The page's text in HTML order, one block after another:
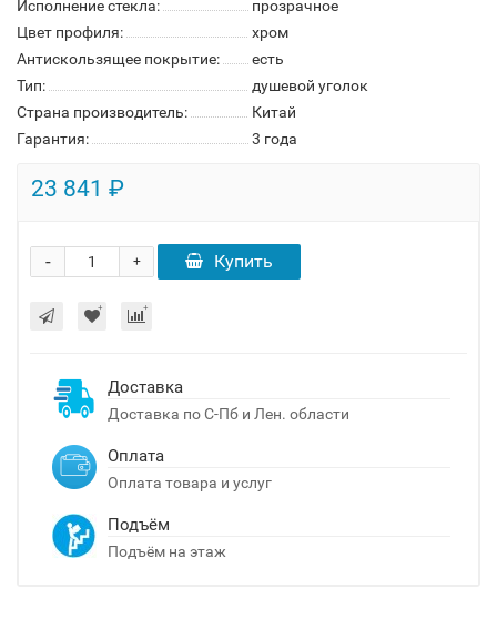
Исполнение стекла:
прозрачное
Цвет профиля:
хром
Антискользящее покрытие:
есть
Тип:
душевой уголок
Страна производитель:
Китай
Гарантия:
3 года
23 841 ₽
+
- Купить
Доставка
Доставка по С-Пб и Лен. области
Оплата
Оплата товара и услуг
Подъём
Подъём на этаж